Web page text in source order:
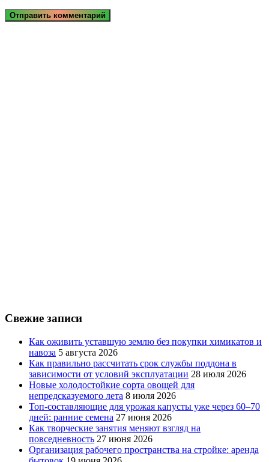
Свежие записи
Как оживить уставшую землю без покупки химикатов и
навоза 5 августа 2026
Как правильно рассчитать срок службы поддона в
зависимости от условий эксплуатации 28 июля 2026
Новые холодостойкие сорта овощей для
непредсказуемого лета 8 июля 2026
Топ-составляющие для урожая капусты уже через 60–70
дней: ранние семена 27 июня 2026
Как творческие занятия меняют взгляд на
повседневность 27 июня 2026
Организация рабочего пространства на стройке: аренда